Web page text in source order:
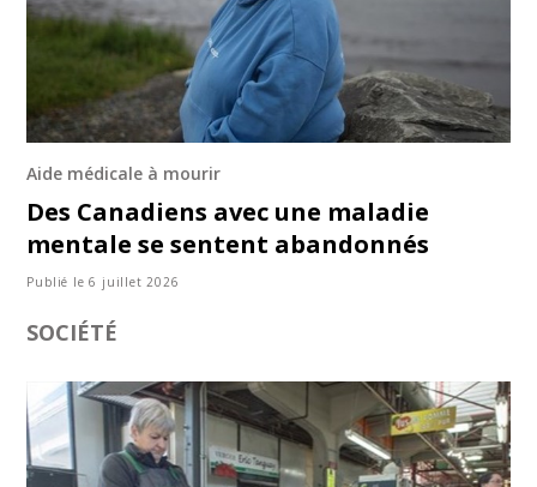
Aide médicale à mourir
Des Canadiens avec une maladie
mentale se sentent abandonnés
Publié le 6 juillet 2026
SOCIÉTÉ